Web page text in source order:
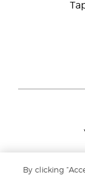
By clicking